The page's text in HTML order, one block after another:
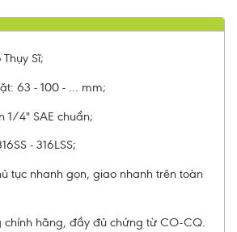
Sĩ;
63 - 100 - ... mm;
1/4" SAE chuẩn;
- 316LSS;
tục nhanh gọn, giao nhanh trên toàn
chính hãng, đầy đủ chứng từ CO-CQ.